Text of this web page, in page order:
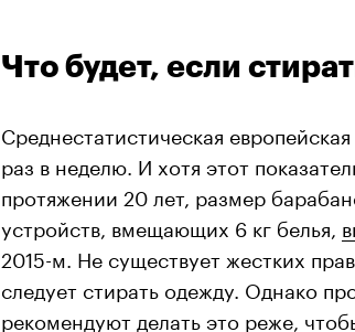
Что будет, если
Среднестатистическая
раз в неделю. И хотя этот
протяжении 20 лет, размер
устройств, вмещающих 6 кг белья,
2015-м. Не существует жестких
следует стирать одежду. Однако
рекомендуют делать это реже,